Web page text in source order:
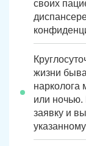
своих
жизни
нарколога
или
заявку и
Я
Я
Я Катав-
Пласт
Усть-
Я